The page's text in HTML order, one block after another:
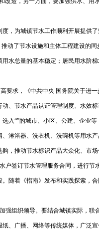
为城镇节水工作顺利开展提供
了节水设施和主体工程建设的
水总量的基本稳定；居民用水阶
求，《中共中央 国务院关于进
、节水产品认证管理制度、水效
“”的城市、小区、公建、企业
浴器、洗衣机、洗碗机等用水
，推动节水标识产品大众化、市
签订节水管理服务合同，进行
。随着《指南》发布和实践探索
组织领导。要结合城镇实际，
、广播、网络等传统媒体，广泛